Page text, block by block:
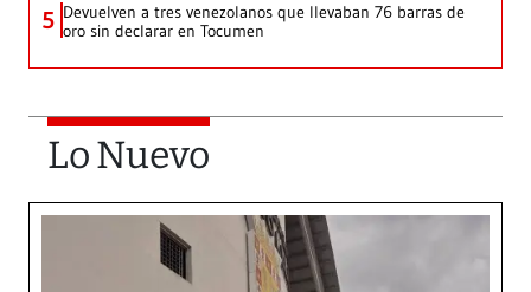
5 Devuelven a tres venezolanos que llevaban 76 barras de
oro sin declarar en Tocumen
Lo Nuevo